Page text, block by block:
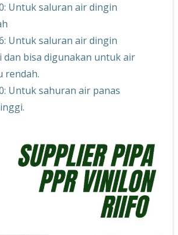
Untuk saluran air dingin
Untuk saluran air dingin
bisa digunakan untuk air
rendah.
Untuk sahuran air panas